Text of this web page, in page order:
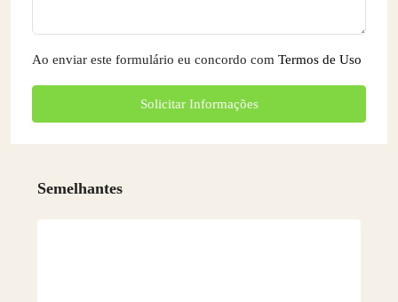
Ao enviar este formulário eu concordo com Termos de Uso
Solicitar Informações
Semelhantes